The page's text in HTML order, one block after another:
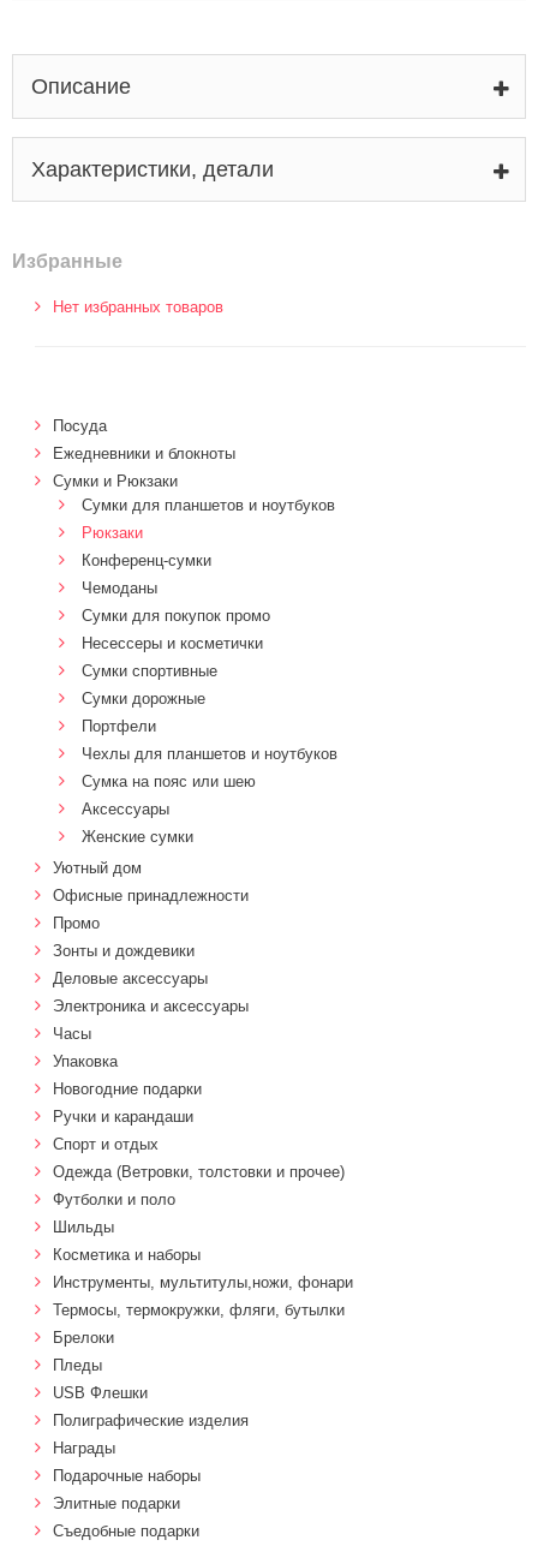
Описание
Характеристики, детали
Избранные
Нет избранных товаров
Посуда
Ежедневники и блокноты
Сумки и Рюкзаки
Сумки для планшетов и ноутбуков
Рюкзаки
Конференц-сумки
Чемоданы
Сумки для покупок промо
Несессеры и косметички
Сумки спортивные
Сумки дорожные
Портфели
Чехлы для планшетов и ноутбуков
Сумка на пояс или шею
Аксессуары
Женские сумки
Уютный дом
Офисные принадлежности
Промо
Зонты и дождевики
Деловые аксессуары
Электроника и аксессуары
Часы
Упаковка
Новогодние подарки
Ручки и карандаши
Спорт и отдых
Одежда (Ветровки, толстовки и прочее)
Футболки и поло
Шильды
Косметика и наборы
Инструменты, мультитулы,ножи, фонари
Термосы, термокружки, фляги, бутылки
Брелоки
Пледы
USB Флешки
Полиграфические изделия
Награды
Подарочные наборы
Элитные подарки
Cъедобные подарки